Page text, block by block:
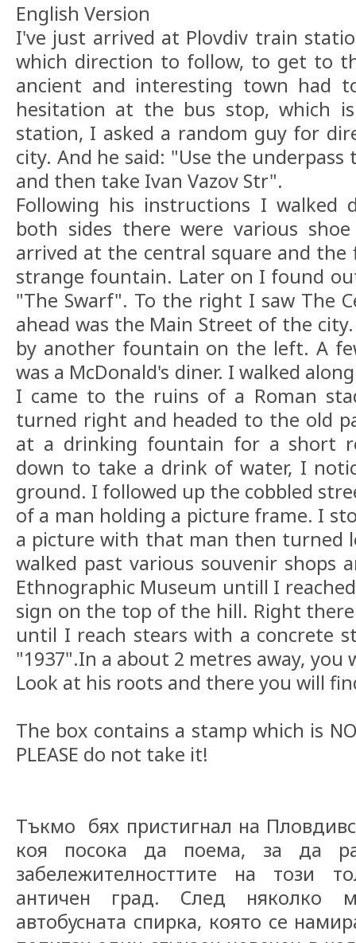
English Version
I've just arrived at Plovdiv train
which direction to follow, to get to
ancient and interesting town had
hesitation at the bus stop, which
station, I asked a random guy for
city. And he said: "Use the
and then take Ivan Vazov Str".
Following his instructions I walked
both sides there were various
arrived at the central square and the
strange fountain. Later on I found
"The Swarf". To the right I saw The
ahead was the Main Street of the
by another fountain on the left. A
was a McDonald's diner. I walked
I came to the ruins of a Roman
turned right and headed to the old
at a drinking fountain for a short
down to take a drink of water, I
ground. I followed up the cobbled
of a man holding a picture frame. I
a picture with that man then turned
walked past various souvenir shops
Ethnographic Museum untill I
sign on the top of the hill. Right
until I reach stears with a concrete
"1937".In a about 2 metres away, you
Look at his roots and there you will
The box contains a stamp which is
PLEASE do not take it!
Тъкмо бях пристигнал на
коя посока да поема, за да
забележителносттите на този
античен град. След няколко
автобусната спирка, която се